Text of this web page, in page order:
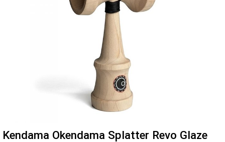
Kendama Okendama Splatter Revo Glaze